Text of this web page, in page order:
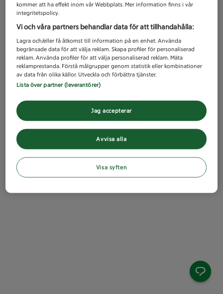
kommer att ha effekt inom vår Webbplats. Mer information finns i vår
integritetspolicy.
Vi och våra partners behandlar data för att tillhandahålla:
Lagra och/eller få åtkomst till information på en enhet. Använda
begränsade data för att välja reklam. Skapa profiler för personaliserad
reklam. Använda profiler för att välja personaliserad reklam. Mäta
reklamprestanda. Förstå målgrupper genom statistik eller kombinationer
av data från olika källor. Utveckla och förbättra tjänster.
Lista över partner (leverantörer)
Avvisa alla
Jag accepterar
Visa syften